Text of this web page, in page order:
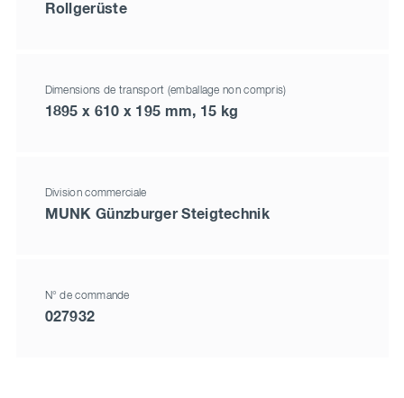
Rollgerüste
Dimensions de transport (emballage non compris)
1895 x 610 x 195 mm, 15 kg
Division commerciale
MUNK Günzburger Steigtechnik
N° de commande
027932